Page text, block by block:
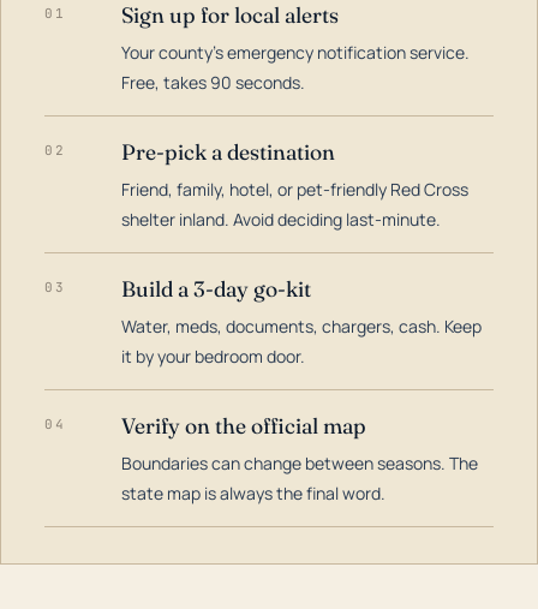
01 Sign up for local alerts
Your county's emergency notification service.
Free, takes 90 seconds.
02 Pre-pick a destination
Friend, family, hotel, or pet-friendly Red Cross
shelter inland. Avoid deciding last-minute.
03 Build a 3-day go-kit
Water, meds, documents, chargers, cash. Keep
it by your bedroom door.
04 Verify on the official map
Boundaries can change between seasons. The
state map is always the final word.